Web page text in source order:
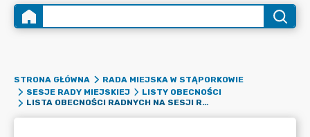
STRONA GŁÓWNA
RADA MIEJSKA W STĄPORKOWIE
SESJE RADY MIEJSKIEJ
LISTY OBECNOŚCI
LISTA OBECNOŚCI RADNYCH NA SESJI RADY MIEJSKIEJ W STĄPORKOWIE W DNIU 6 MAJA 2024 R